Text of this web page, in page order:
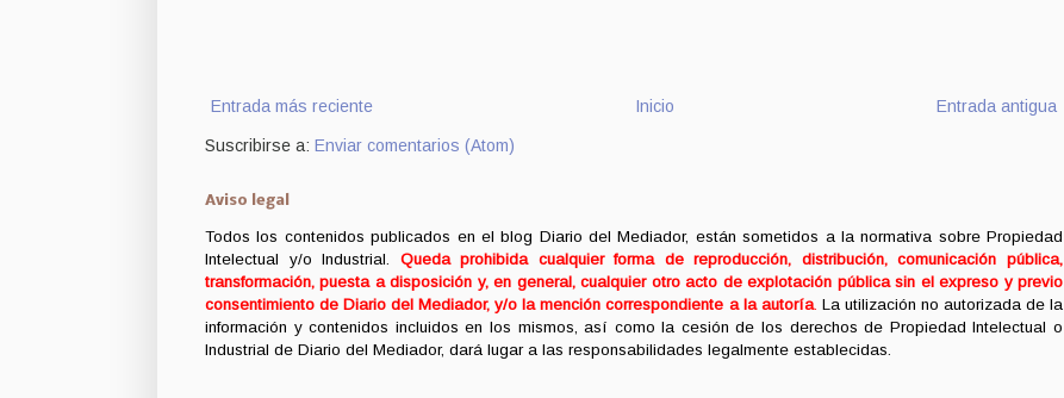
Entrada más reciente Entrada antigua
Inicio
Suscribirse a: Enviar comentarios (Atom)
Aviso legal
Todos los contenidos publicados en el blog Diario del Mediador, están sometidos a la normativa sobre Propiedad
Intelectual y/o Industrial. Queda prohibida cualquier forma de reproducción, distribución, comunicación pública,
transformación, puesta a disposición y, en general, cualquier otro acto de explotación pública sin el expreso y previo
consentimiento de Diario del Mediador, y/o la mención correspondiente a la autoría. La utilización no autorizada de la
información y contenidos incluidos en los mismos, así como la cesión de los derechos de Propiedad Intelectual o
Industrial de Diario del Mediador, dará lugar a las responsabilidades legalmente establecidas.